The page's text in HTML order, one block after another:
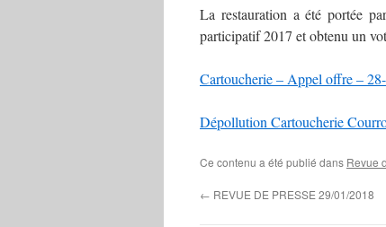
La restauration a été portée
participatif 2017 et obtenu un
Cartoucherie – Appel offre –
Dépollution Cartoucherie
Ce contenu a été publié dans Revue
← REVUE DE PRESSE 29/01/2018